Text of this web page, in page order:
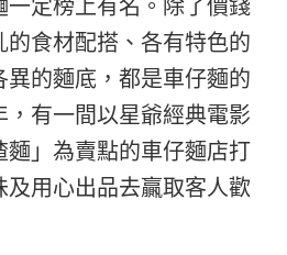
一定榜上有名。除了價錢
食材配搭、各有特色的
異的麵底，都是車仔麵的
有一間以星爺經典電影
」為賣點的車仔麵店打
用心出品去贏取客人歡